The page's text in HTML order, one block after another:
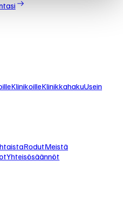
KlinikoilleKlinikkahakuUsein
RodutMeistä
Yhteisösäännöt